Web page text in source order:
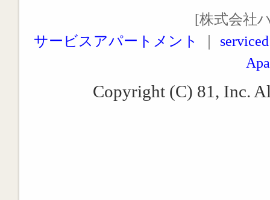
[株式会社
サービスアパートメント
Copyright (C) 81, Inc.